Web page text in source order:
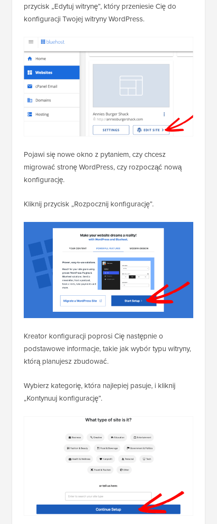
przycisk „Edytuj witrynę”, który przeniesie Cię do
konfiguracji Twojej witryny WordPress.
Pojawi się nowe okno z pytaniem, czy chcesz
migrować stronę WordPress, czy rozpocząć nową
konfigurację.
Kliknij przycisk „Rozpocznij konfigurację”.
Kreator konfiguracji poprosi Cię następnie o
podstawowe informacje, takie jak wybór typu witryny,
którą planujesz zbudować.
Wybierz kategorię, która najlepiej pasuje, i kliknij
„Kontynuuj konfigurację”.